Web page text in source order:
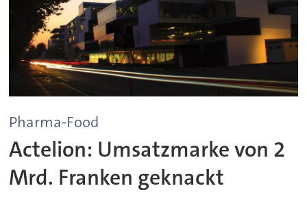
Pharma-Food
Actelion: Umsatzmarke von 2
Mrd. Franken geknackt